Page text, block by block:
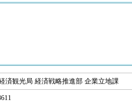
済観光局 経済戦略推進部 企業立地課